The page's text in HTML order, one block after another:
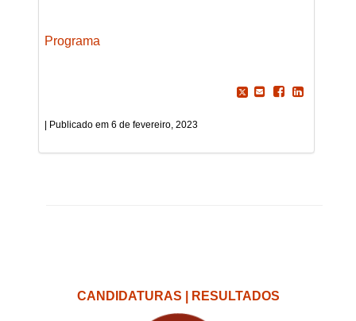
Programa
6 de fevereiro, 2023
CANDIDATURAS | RESULTADOS